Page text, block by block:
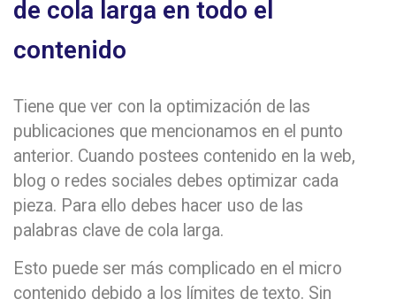
de cola larga en todo el
contenido
Tiene que ver con la optimización de las
publicaciones que mencionamos en el punto
anterior. Cuando postees contenido en la web,
blog o redes sociales debes optimizar cada
pieza. Para ello debes hacer uso de las
palabras clave de cola larga.
Esto puede ser más complicado en el micro
contenido debido a los límites de texto. Sin